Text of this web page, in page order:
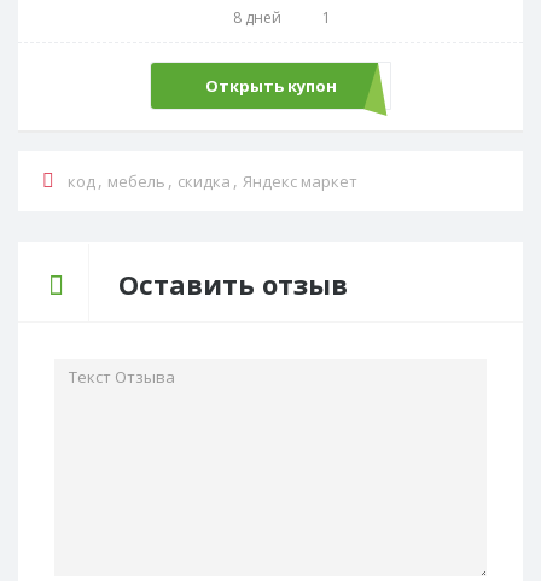
8 дней 1
Открыть купон
REDMOND20
код, мебель , скидка , Яндекс маркет
Оставить отзыв